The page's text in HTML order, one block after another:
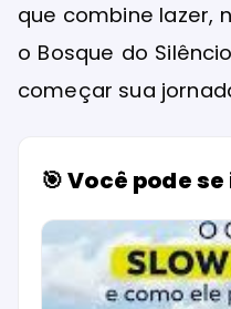
que combine lazer,
o Bosque do
começar sua
🎯 Você pode